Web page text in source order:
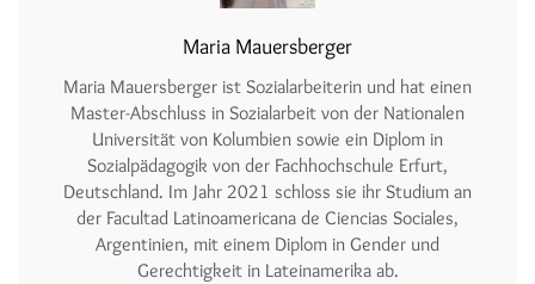
Maria Mauersberger
Maria Mauersberger ist Sozialarbeiterin und hat einen
Master-Abschluss in Sozialarbeit von der Nationalen
Universität von Kolumbien sowie ein Diplom in
Sozialpädagogik von der Fachhochschule Erfurt,
Deutschland. Im Jahr 2021 schloss sie ihr Studium an
der Facultad Latinoamericana de Ciencias Sociales,
Argentinien, mit einem Diplom in Gender und
Gerechtigkeit in Lateinamerika ab.